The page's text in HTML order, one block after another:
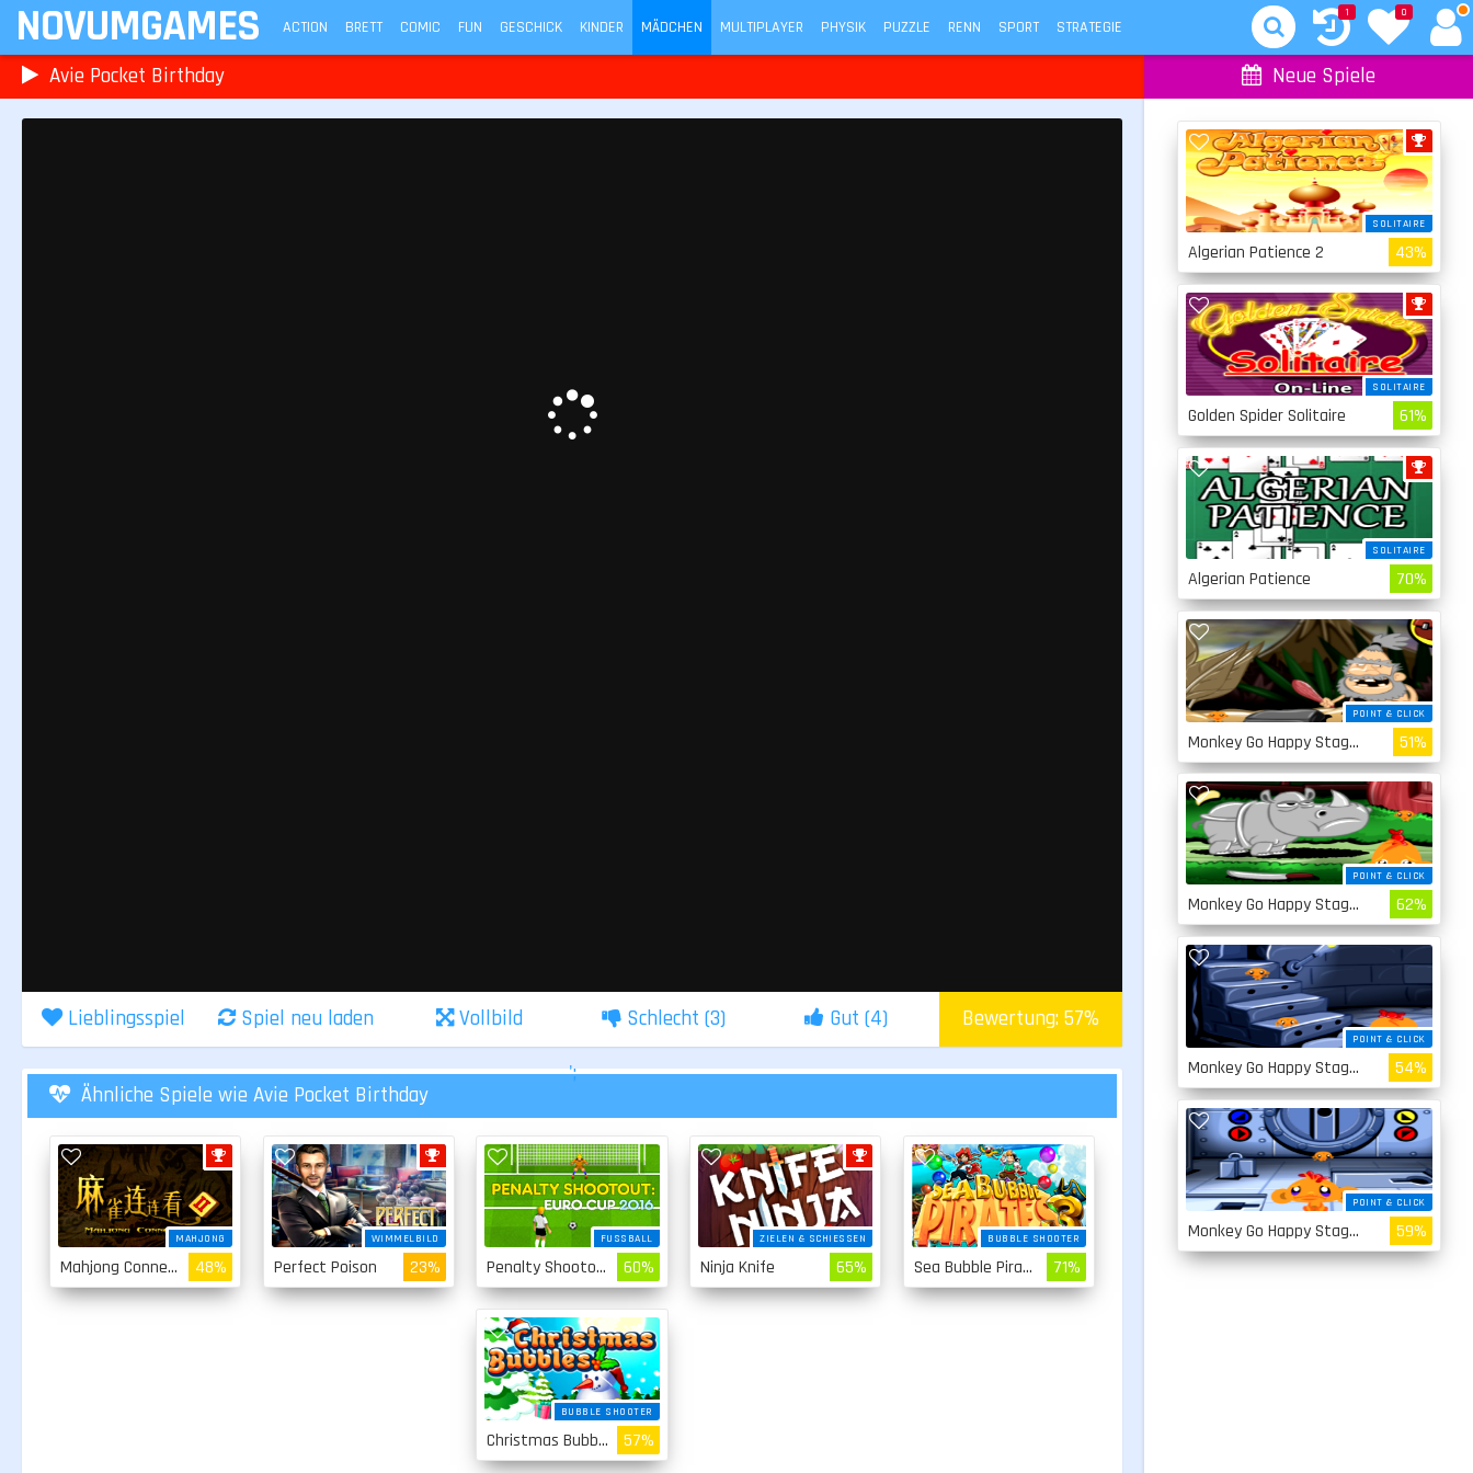
NOVUMGAMES ACTION BRETT COMIC FUN GESCHICK KINDER MÄDCHEN MULTIPLAYER PHYSIK PUZZLE RENN SPORT STRATEGIE
0
1
Avie Pocket Birthday
Lieblingsspiel Spiel neu laden Vollbild Schlecht (3) Gut (4) Bewertung: 57%
';
Ähnliche Spiele wie Avie Pocket Birthday
MAHJONG
Mahjong Connect 2 48%
WIMMELBILD
Perfect Poison 23%
FUSSBALL
Penalty Shootout Euro Cup 2016 60%
ZIELEN & SCHIESSEN
Ninja Knife 65%
BUBBLE SHOOTER
Sea Bubble Pirates 3 71%
BUBBLE SHOOTER
Christmas Bubbles 57%
Neue Spiele
SOLITAIRE
Algerian Patience 2 43%
SOLITAIRE
Golden Spider Solitaire 61%
SOLITAIRE
Algerian Patience 70%
POINT & CLICK
Monkey Go Happy Stage 4 51%
POINT & CLICK
Monkey Go Happy Stage 3 62%
POINT & CLICK
Monkey Go Happy Stage 2 54%
POINT & CLICK
Monkey Go Happy Stage 1 59%